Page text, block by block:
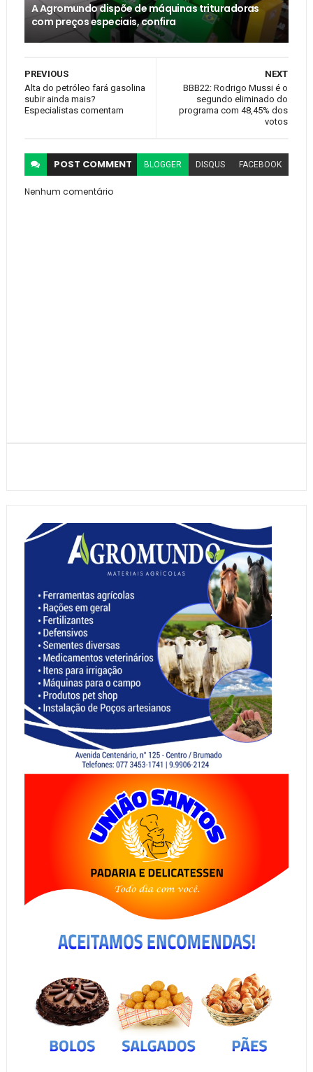
A Agromundo dispõe de máquinas trituradoras
com preços especiais, confira
NEXT
BBB22: Rodrigo Mussi é o
segundo eliminado do
programa com 48,45% dos
votos
PREVIOUS
Alta do petróleo fará gasolina
subir ainda mais?
Especialistas comentam
POST COMMENT BLOGGER DISQUS FACEBOOK
Nenhum comentário